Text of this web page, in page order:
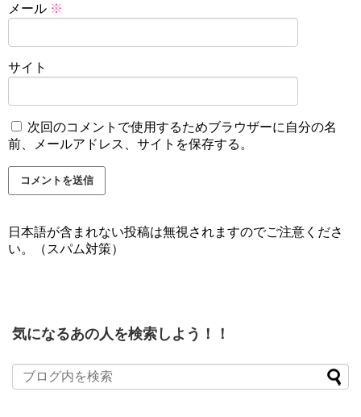
メール ※
サイト
次回のコメントで使用するためブラウザーに自分の名
前、メールアドレス、サイトを保存する。
日本語が含まれない投稿は無視されますのでご注意くださ
い。（スパム対策）
気になるあの人を検索しよう！！